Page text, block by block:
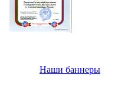
Наши баннеры